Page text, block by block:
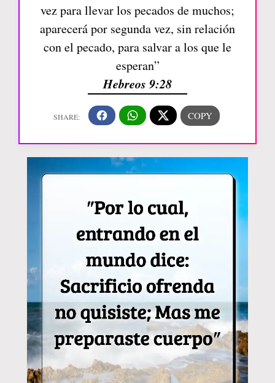
vez para llevar los pecados de muchos;
aparecerá por segunda vez, sin relación
con el pecado, para salvar a los que le
esperan”
Hebreos 9:28